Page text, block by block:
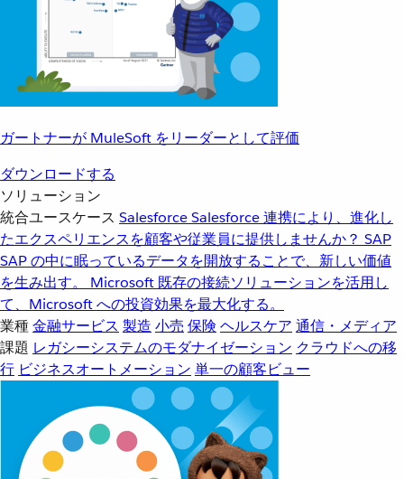
ガートナーが MuleSoft をリーダーとして評価
ダウンロードする
ソリューション
統合ユースケース SalesforceSalesforce 連携により、進化し
たエクスペリエンスを顧客や従業員に提供しませんか？ SAP
SAP の中に眠っているデータを開放することで、新しい価値
を生み出す。
Microsoft 既存の接続ソリューションを活用し
て、Microsoft への投資効果を最大化する。
業種金融サービス 製造 小売 保険 ヘルスケア 通信・メディア
課題 レガシーシステムのモダナイゼーション クラウドへの移
行 ビジネスオートメーション 単一の顧客ビュー